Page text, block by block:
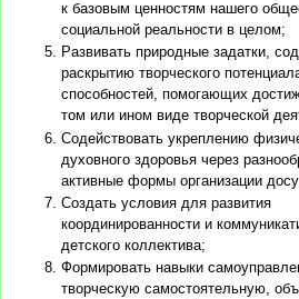
к базовым ценностям нашего
социальной реальности в целом;
Развивать природные задатки,
раскрытию творческого
способностей, помогающих
том или ином виде творческой
Содействовать укреплению
духовного здоровья через
активные формы организации
Создать условия для развития
координированности и
детского коллектива;
Формировать навыки
творческую самостоятельную,